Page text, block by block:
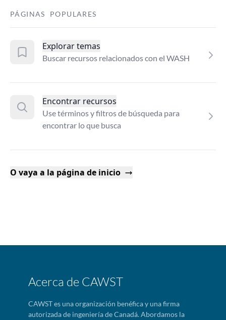
PÁGINAS POPULARES
Explorar temas
Buscar recursos relacionados con el WASH
Encontrar recursos
Use términos y filtros de búsqueda para
encontrar lo que busca
O vaya a la página de inicio
Acerca de CAWST
CAWST es una organización benéfica y una firma
autorizada de ingeniería de Canadá. Abordamos la